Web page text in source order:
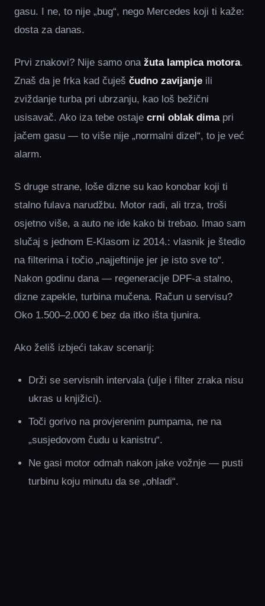
gasu. I ne, to nije „bug“, nego Mercedes koji ti kaže:
dosta za danas.
Prvi znakovi? Nije samo ona žuta lampica motora.
Znaš da je frka kad čuješ čudno zavijanje ili
zviždanje turba pri ubrzanju, kao loš bežični
usisavač. Ako iza tebe ostaje crni oblak dimapri
jačem gasu — to više nije „normalni dizel“, to je već
alarm.
S druge strane, loše dizne su kao konobar koji ti
stalno fulava narudžbu. Motor radi, ali trza, troši
osjetno više, a auto ne ide kako bi trebao. Imao sam
slučaj s jednom E‑Klasom iz 2014.: vlasnik je štedio
na filterima i točio „najjeftinije jer je isto sve to“.
Nakon godinu dana — regeneracije DPF‑a stalno,
dizne zapekle, turbina mučena. Račun u servisu?
Oko 1.500–2.000 € bez da itko išta tjunira.
Ako želiš izbjeći takav scenarij:
Drži se servisnih intervala (ulje i filter zraka nisu
ukras u knjižici).
Toči gorivo na provjerenim pumpama, ne na
„susjedovom čudu u kanistru“.
Ne gasi motor odmah nakon jake vožnje — pusti
turbinu koju minutu da se „ohladi“.